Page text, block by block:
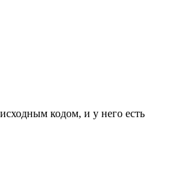
кодом, и у него есть